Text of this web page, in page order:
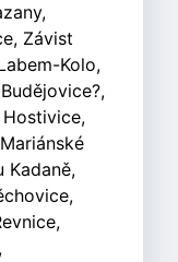
Závist
Kolo,
Kadaně,